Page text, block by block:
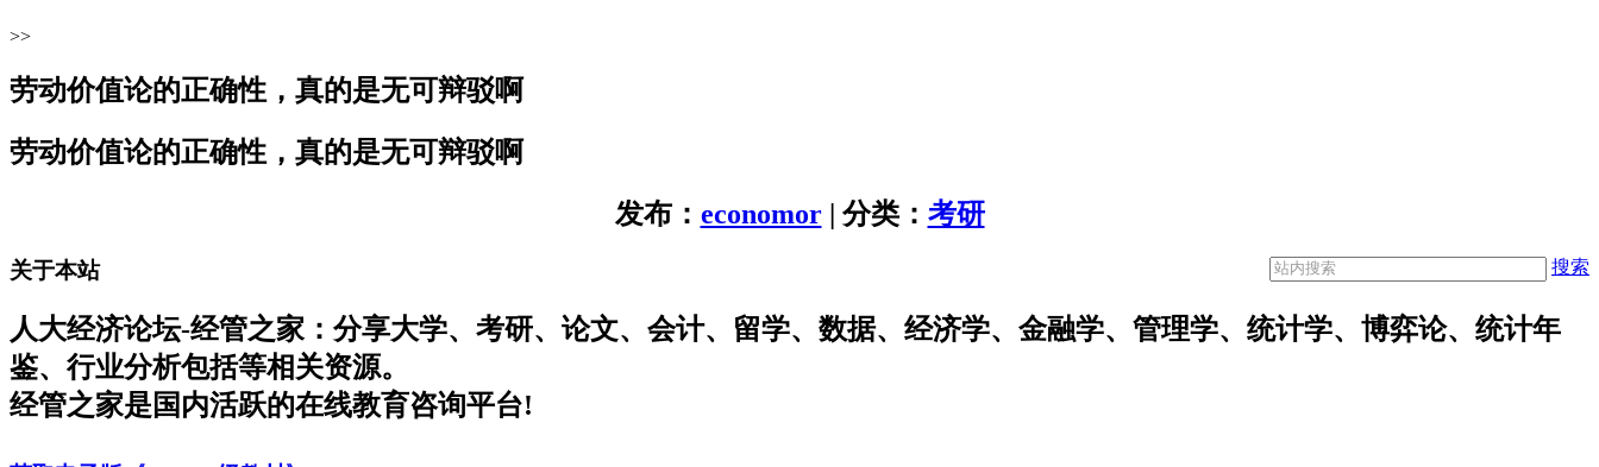
>>
劳动价值论的正确性，真的是无可辩驳啊
劳动价值论的正确性，真的是无可辩驳啊
发布： economor| 分类： 考研
搜索
关于本站
人大经济论坛-经管之家：分享大学、考研、论文、会计、留学、数据、经济学、金融学、管理学、统计学、博弈论、统计年
鉴、行业分析包括等相关资源。
经管之家是国内活跃的在线教育咨询平台!